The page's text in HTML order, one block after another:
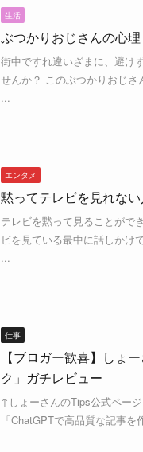
生活
ぶつかりおじさんの心
街中ですれ違いざまに、避け
せんか？ このぶつかりおじ
...
エンタメ
黙ってテレビを見れな
テレビを黙って見ることがで
ビを見ている最中に話しかけ
...
仕事
【ブロガー歓喜】しょ
ク」ガチレビュー
↑しょーさんのTips公式ペー
「ChatGPTで高品質な記事